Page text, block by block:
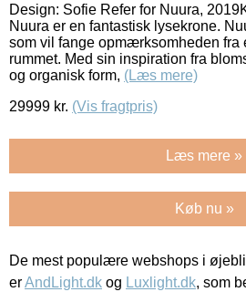
Design: Sofie Refer for Nuura,
Nuura er en fantastisk lysekrone.
som vil fange opmærksomheden fra
rummet. Med sin inspiration fra
og organisk form, (Læs mere)
29999 kr. (Vis fragtpris)
Læs mere »
Køb nu »
De mest populære webshops i
erAndLight.dk og Luxlight.dk, som